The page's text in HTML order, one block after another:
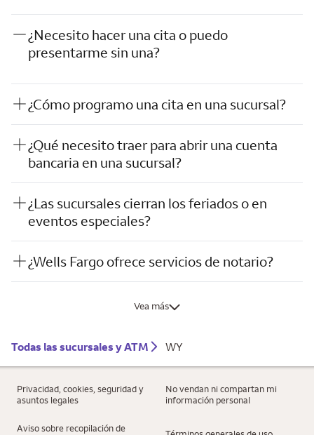
¿Necesito hacer una cita o puedo
presentarme sin una?
¿Cómo programo una cita en una sucursal?
¿Qué necesito traer para abrir una cuenta
bancaria en una sucursal?
¿Las sucursales cierran los feriados o en
eventos especiales?
¿Wells Fargo ofrece servicios de notario?
Vea más
Todas las sucursales y ATM WY
Privacidad, cookies, seguridad y
asuntos legales
No vendan ni compartan mi
información personal
Aviso sobre recopilación de